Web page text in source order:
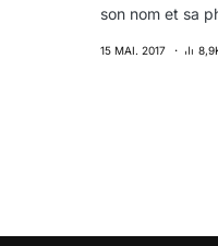
son nom et sa
15 MAI. 2017